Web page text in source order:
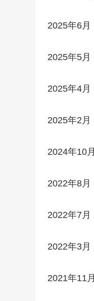
2025年6月
2025年5月
2025年4月
2025年2月
2024年10月
2022年8月
2022年7月
2022年3月
2021年11月